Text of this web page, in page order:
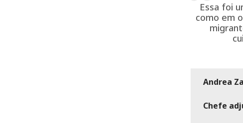
Essa foi
como em
Andrea
Chefe